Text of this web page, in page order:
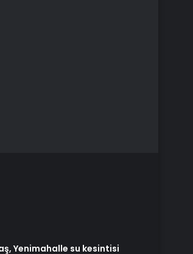
Yenimahalle su kesintisi